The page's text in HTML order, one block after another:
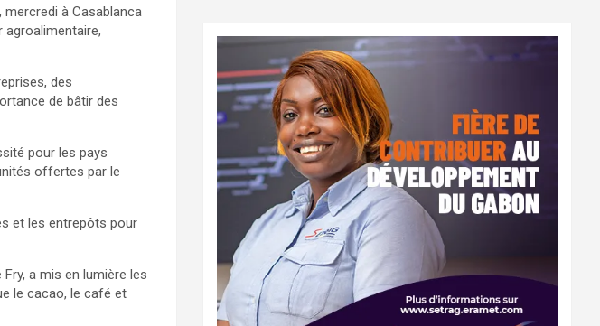
mercredi à Casablanca
des
de bâtir des
pour les pays
offertes par le
et les entrepôts pour
a mis en lumière les
le cacao, le café et